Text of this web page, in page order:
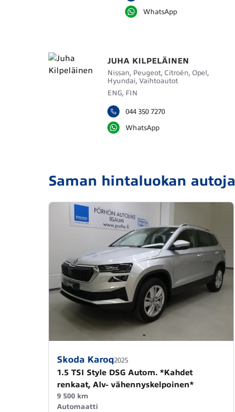
WhatsApp
JUHA KILPELÄINEN
Nissan, Peugeot, Citroën, Opel,
Hyundai, Vaihtoautot
ENG, FIN
044 350 7270
WhatsApp
Saman hintaluokan autoja
Skoda Karoq2025
1.5 TSI Style DSG Autom. *Kahdet
renkaat, Alv- vähennyskelpoinen*
9 500 km
Automaatti